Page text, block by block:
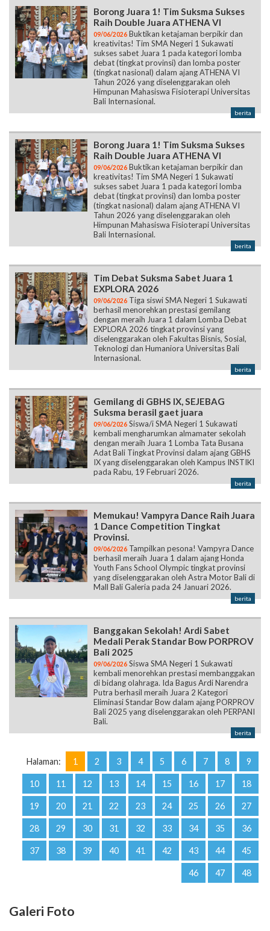
Borong Juara 1! Tim Suksma Sukses
Raih Double Juara ATHENA VI
09/06/2026 Buktikan ketajaman berpikir dan
kreativitas! Tim SMA Negeri 1 Sukawati
sukses sabet Juara 1 pada kategori lomba
debat (tingkat provinsi) dan lomba poster
(tingkat nasional) dalam ajang ATHENA VI
Tahun 2026 yang diselenggarakan oleh
Himpunan Mahasiswa Fisioterapi Universitas
Bali Internasional.
berita
Borong Juara 1! Tim Suksma Sukses
Raih Double Juara ATHENA VI
09/06/2026 Buktikan ketajaman berpikir dan
kreativitas! Tim SMA Negeri 1 Sukawati
sukses sabet Juara 1 pada kategori lomba
debat (tingkat provinsi) dan lomba poster
(tingkat nasional) dalam ajang ATHENA VI
Tahun 2026 yang diselenggarakan oleh
Himpunan Mahasiswa Fisioterapi Universitas
Bali Internasional.
berita
Tim Debat Suksma Sabet Juara 1
EXPLORA 2026
09/06/2026 Tiga siswi SMA Negeri 1 Sukawati
berhasil menorehkan prestasi gemilang
dengan meraih Juara 1 dalam Lomba Debat
EXPLORA 2026 tingkat provinsi yang
diselenggarakan oleh Fakultas Bisnis, Sosial,
Teknologi dan Humaniora Universitas Bali
Internasional.
berita
Gemilang di GBHS IX, SEJEBAG
Suksma berasil gaet juara
09/06/2026 Siswa/i SMA Negeri 1 Sukawati
kembali mengharumkan almamater sekolah
dengan meraih Juara 1 Lomba Tata Busana
Adat Bali Tingkat Provinsi dalam ajang GBHS
IX yang diselenggarakan oleh Kampus INSTIKI
pada Rabu, 19 Februari 2026.
berita
Memukau! Vampyra Dance Raih Juara
1 Dance Competition Tingkat
Provinsi.
09/06/2026 Tampilkan pesona! Vampyra Dance
berhasil meraih Juara 1 dalam ajang Honda
Youth Fans School Olympic tingkat provinsi
yang diselenggarakan oleh Astra Motor Bali di
Mall Bali Galeria pada 24 Januari 2026.
berita
Banggakan Sekolah! Ardi Sabet
Medali Perak Standar Bow PORPROV
Bali 2025
09/06/2026 Siswa SMA Negeri 1 Sukawati
kembali menorehkan prestasi membanggakan
di bidang olahraga. Ida Bagus Ardi Narendra
Putra berhasil meraih Juara 2 Kategori
Eliminasi Standar Bow dalam ajang PORPROV
Bali 2025 yang diselenggarakan oleh PERPANI
Bali.
berita
Halaman: 1 2 3 4 5 6 7 8 9
10 11 12 13 14 15 16 17 18
19 20 21 22 23 24 25 26 27
28 29 30 31 32 33 34 35 36
37 38 39 40 41 42 43 44 45
46 47 48
Galeri Foto